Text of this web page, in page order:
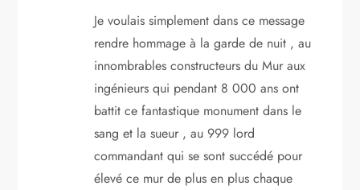
Je voulais simplement dans ce message
rendre hommage à la garde de nuit , au
innombrables constructeurs du Mur aux
ingénieurs qui pendant 8 000 ans ont
battit ce fantastique monument dans le
sang et la sueur , au 999 lord
commandant qui se sont succédé pour
élevé ce mur de plus en plus chaque